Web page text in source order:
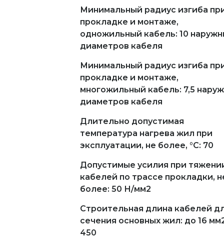
Минимальный радиус изгиба
прокладке и монтаже,
одножильный кабель: 10
диаметров кабеля
Минимальный радиус изгиба
прокладке и монтаже,
многожильный кабель: 7,5
диаметров кабеля
Длительно допустимая
температура нагрева жил при
эксплуатации, не более, °С: 70
Допустимые усилия при
кабелей по трассе прокладки,
более: 50 Н/мм2
Строительная длина кабелей
сечения основных жил: до 16
450